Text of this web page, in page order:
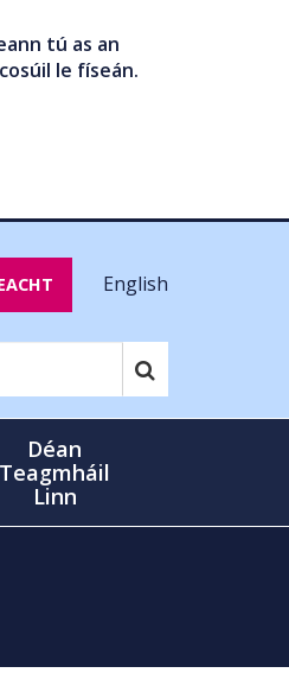
tú as an
le físeán.
English
Déan
Teagmháil
Linn